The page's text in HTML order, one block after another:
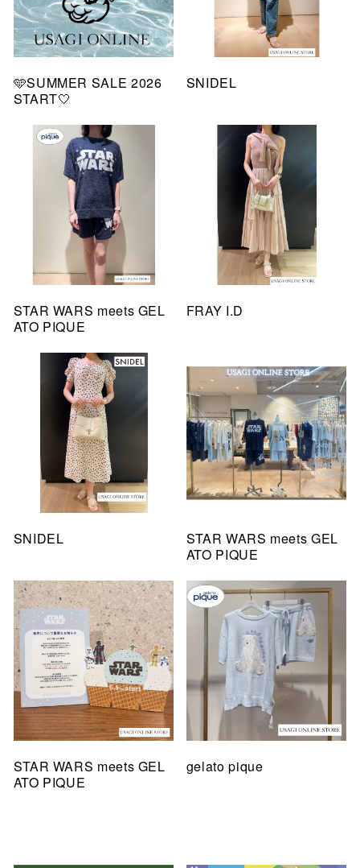
🩵SUMMER SALE 2026
START🤍
SNIDEL
STAR WARS meets GEL
ATO PIQUE
FRAY I.D
SNIDEL
STAR WARS meets GEL
ATO PIQUE
STAR WARS meets GEL
ATO PIQUE
gelato pique